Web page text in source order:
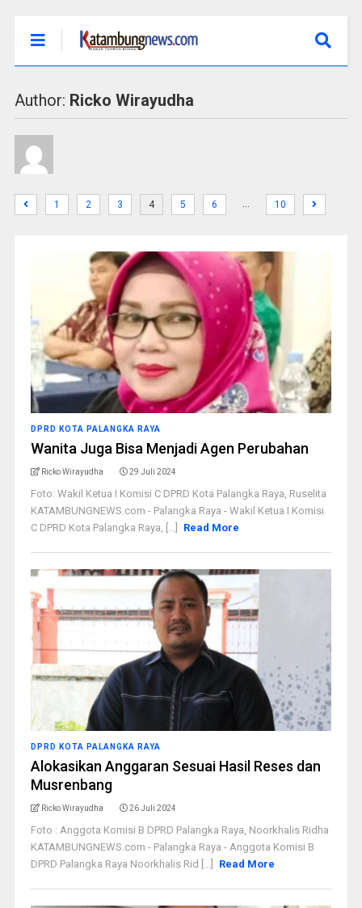
Author: Ricko Wirayudha
1 2 3 4 5 6 … 10
DPRD KOTA PALANGKA RAYA
Wanita Juga Bisa Menjadi Agen Perubahan
Ricko Wirayudha 29 Juli 2024
Foto: Wakil Ketua I Komisi C DPRD Kota Palangka Raya, Ruselita
KATAMBUNGNEWS.com - Palangka Raya - Wakil Ketua I Komisi
C DPRD Kota Palangka Raya, [...]
Read More
DPRD KOTA PALANGKA RAYA
Alokasikan Anggaran Sesuai Hasil Reses dan
Musrenbang
Ricko Wirayudha 26 Juli 2024
Foto : Anggota Komisi B DPRD Palangka Raya, Noorkhalis Ridha
KATAMBUNGNEWS.com - Palangka Raya - Anggota Komisi B
DPRD Palangka Raya Noorkhalis Rid [...]
Read More